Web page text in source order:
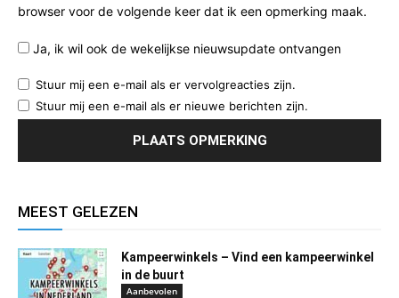
browser voor de volgende keer dat ik een opmerking maak.
Ja, ik wil ook de wekelijkse nieuwsupdate ontvangen
Stuur mij een e-mail als er vervolgreacties zijn.
Stuur mij een e-mail als er nieuwe berichten zijn.
MEEST GELEZEN
Kampeerwinkels – Vind een kampeerwinkel
in de buurt
Aanbevolen